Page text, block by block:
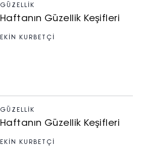
GÜZELLIK
Haftanın Güzellik Keşifleri
EKİN KURBETÇİ
GÜZELLIK
Haftanın Güzellik Keşifleri
EKİN KURBETÇİ